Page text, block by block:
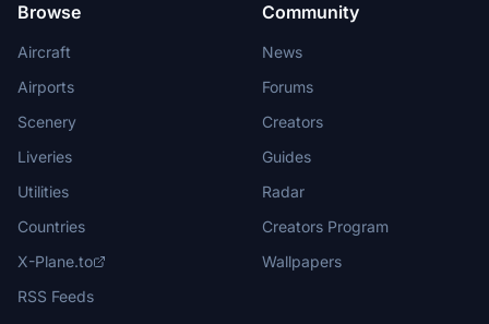
Browse
Aircraft
Airports
Scenery
Liveries
Utilities
Countries
X-Plane.to
RSS Feeds
Community
News
Forums
Creators
Guides
Radar
Creators Program
Wallpapers